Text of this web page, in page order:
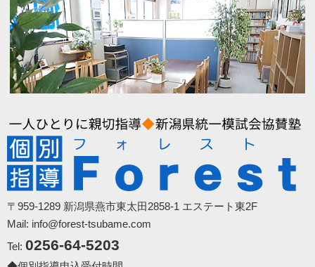
〒959-1289 新潟県燕市東太田2858-1 エステート東2F
Mail: info@forest-tsubame.com
Tel: 0256-64-5203